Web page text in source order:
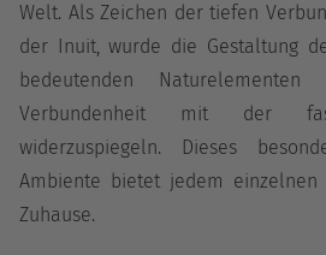
Welt. Als Zeichen der tiefen
der Inuit, wurde die Gestaltung
bedeutenden
Verbundenheit mit der
widerzuspiegeln. Dieses
Ambiente bietet jedem einzelnen
Zuhause.